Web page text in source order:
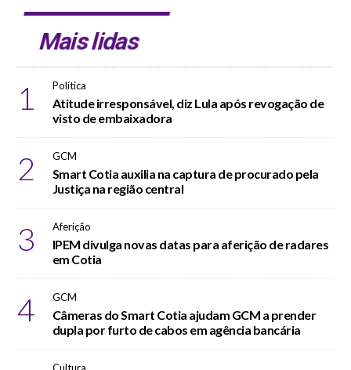
Mais lidas
1 Política
Atitude irresponsável, diz Lula após revogação de
visto de embaixadora
2 GCM
Smart Cotia auxilia na captura de procurado pela
Justiça na região central
3 Aferição
IPEM divulga novas datas para aferição de radares
em Cotia
4 GCM
Câmeras do Smart Cotia ajudam GCM a prender
dupla por furto de cabos em agência bancária